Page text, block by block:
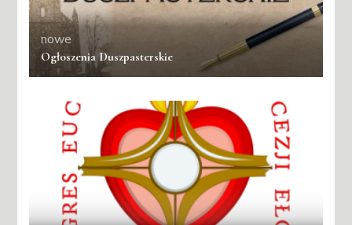
nowe
Ogłoszenia Duszpasterskie